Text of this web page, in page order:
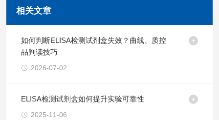
相关文章
如何判断ELISA检测试剂盒失效？曲线、质控
品判读技巧
2026-07-02
ELISA检测试剂盒如何提升实验可靠性
2025-11-06